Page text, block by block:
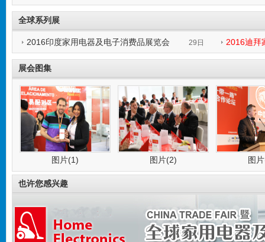
全球系列展
2016印度家用电器及电子消费品展览会 29日
2016迪拜
展会图集
图片(1) 图片(2) 图
也许您感兴趣